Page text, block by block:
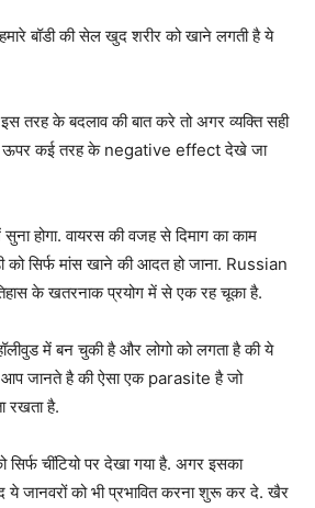
बॉडी की सेल खुद शरीर को खाने लगती है ये
इस तरह के बदलाव की बात करे तो अगर व्यक्ति सही
ऊपर कई तरह के negative effect देखे जा
होगा. वायरस की वजह से दिमाग का काम
को सिर्फ मांस खाने की आदत हो जाना. Russian
के खतरनाक प्रयोग में से एक रह चूका है.
में बन चुकी है और लोगो को लगता है की ये
आप जानते है की ऐसा एक parasite है जो
रखता है.
चींटियो पर देखा गया है. अगर इसका
ये जानवरों को भी प्रभावित करना शुरू कर दे. खैर